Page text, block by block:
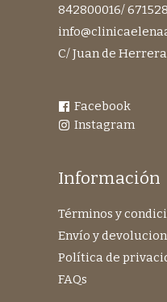
842800016/
C/ Juan de
Facebook
Instagram
Información
Términos y
Envío y
Política de
FAQs